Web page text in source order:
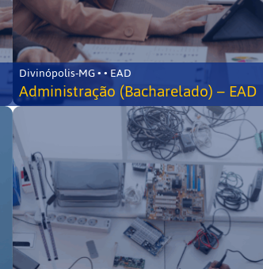
Divinópolis-MG • • EAD
Administração (Bacharelado) – EAD